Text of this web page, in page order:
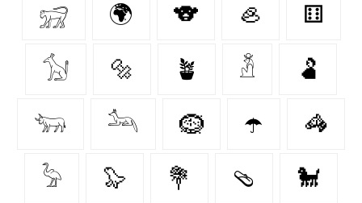
𓃸 🌍 🐨 🦪 ⚅
𓃩 🔩 🪴 𓁳 🫃
𓃓 𓃢 🪹 ☂️ 🦓
𓅦 🦭 💐 🩴 🐩